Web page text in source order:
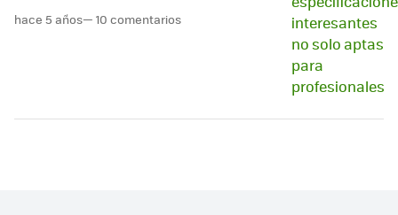
hace 5 años— 10 comentarios